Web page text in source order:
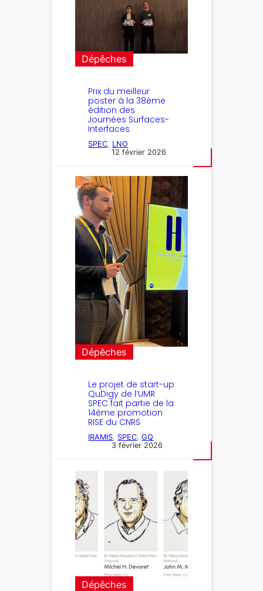
Dépêches
Prix du meilleur
poster à la 38ème
édition des
Journées Surfaces-
Interfaces
SPEC LNO
12 février 2026
Dépêches
Le projet de start-up
QuDigy de l’UMR
SPEC fait partie de la
14ème promotion
RISE du CNRS
IRAMIS, SPEC, GQ
3 février 2026
Dépêches